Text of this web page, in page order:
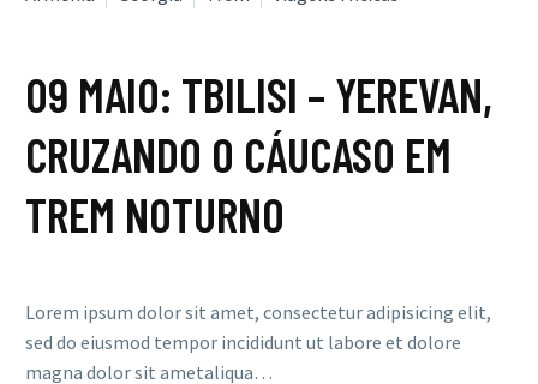
09 MAIO: TBILISI – YEREVAN,
CRUZANDO O CÁUCASO EM
TREM NOTURNO
Lorem ipsum dolor sit amet, consectetur adipisicing elit,
sed do eiusmod tempor incididunt ut labore et dolore
magna dolor sit ametaliqua…